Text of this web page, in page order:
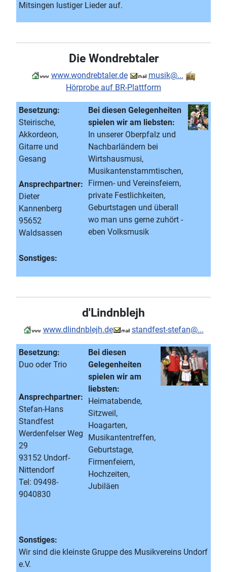
Mitsingen lustiger Lieder auf.
Die Wondrebtaler
www.wondrebtaler.de
musik@...
Hörprobe auf BR-Plattform
Besetzung:
Steirische,
Akkordeon,
Gitarre und
Gesang
Bei diesen Gelegenheiten
spielen wir am liebsten:
In unserer Oberpfalz und
Nachbarländern bei
Wirtshausmusi,
Musikantenstammtischen,
Firmen- und Vereinsfeiern,
private Festlichkeiten,
Geburtstagen und überall
wo man uns gerne zuhört -
eben Volksmusik
Ansprechpartner:
Dieter
Kannenberg
95652
Waldsassen
Sonstiges:
d'Lindnblejh
www.dlindnblejh.de standfest-stefan@...
Besetzung:
Duo oder Trio
Bei diesen
Gelegenheiten
spielen wir am
liebsten:
Heimatabende,
Sitzweil,
Hoagarten,
Musikantentreffen,
Geburtstage,
Firmenfeiern,
Hochzeiten,
Jubiläen
Ansprechpartner:
Stefan-Hans
Standfest
Werdenfelser Weg
29
93152 Undorf-
Nittendorf
Tel: 09498-
9040830
Sonstiges:
Wir sind die kleinste Gruppe des Musikvereins Undorf
e.V.